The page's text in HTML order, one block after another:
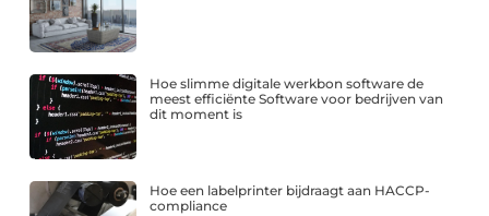
Hoe slimme digitale werkbon software de
meest efficiënte Software voor bedrijven van
dit moment is
Hoe een labelprinter bijdraagt aan HACCP-
compliance